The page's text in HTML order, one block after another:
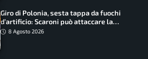
Giro di Polonia, sesta tappa da fuochi
d’artificio: Scaroni può attaccare la
maglia di Lemmen
8 Agosto 2026